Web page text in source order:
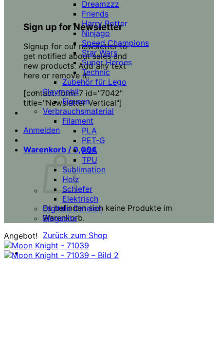
Sign up for Newsletter
Signup for our newsletter to
get notified about sales and
new products. Add any text
here or remove it.
[contact-form-7 id="7042"
title="Newsletter Vertical"]
Anmelden
Warenkorb / 0,00€
Es befinden sich keine Produkte im
Warenkorb.
Zurück zum Shop
Dreamzzz
Friends
Harry Potter
Ninjago
Speed Champions
Star Wars
Super Heroes
Technic
Zubehör für Lego
Playmobil
Figuren
Verbrauchsmaterial
Filament
PLA
PET-G
ASA
TPU
Sublimation
Holz
Schiefer
Elektrisch
Digitale Dateien
Blogseite
Angebot!